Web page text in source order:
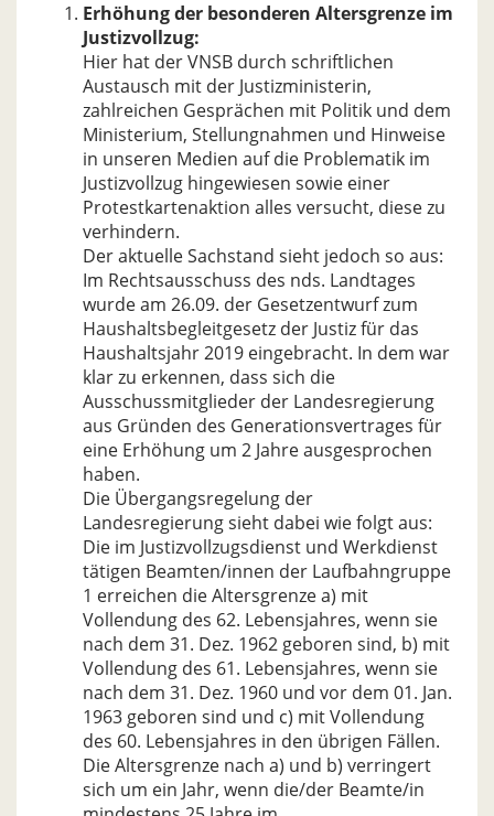
Erhöhung der besonderen Altersgrenze im
Justizvollzug:
Hier hat der VNSB durch schriftlichen
Austausch mit der Justizministerin,
zahlreichen Gesprächen mit Politik und dem
Ministerium, Stellungnahmen und Hinweise
in unseren Medien auf die Problematik im
Justizvollzug hingewiesen sowie einer
Protestkartenaktion alles versucht, diese zu
verhindern.
Der aktuelle Sachstand sieht jedoch so aus:
Im Rechtsausschuss des nds. Landtages
wurde am 26.09. der Gesetzentwurf zum
Haushaltsbegleitgesetz der Justiz für das
Haushaltsjahr 2019 eingebracht. In dem war
klar zu erkennen, dass sich die
Ausschussmitglieder der Landesregierung
aus Gründen des Generationsvertrages für
eine Erhöhung um 2 Jahre ausgesprochen
haben.
Die Übergangsregelung der
Landesregierung sieht dabei wie folgt aus:
Die im Justizvollzugsdienst und Werkdienst
tätigen Beamten/innen der Laufbahngruppe
1 erreichen die Altersgrenze a) mit
Vollendung des 62. Lebensjahres, wenn sie
nach dem 31. Dez. 1962 geboren sind, b) mit
Vollendung des 61. Lebensjahres, wenn sie
nach dem 31. Dez. 1960 und vor dem 01. Jan.
1963 geboren sind und c) mit Vollendung
des 60. Lebensjahres in den übrigen Fällen.
Die Altersgrenze nach a) und b) verringert
sich um ein Jahr, wenn die/der Beamte/in